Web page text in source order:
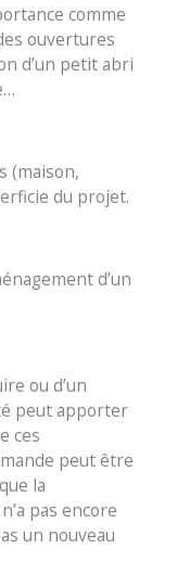
comme
ouvertures
d’un petit abri
(maison,
du projet.
d’un
ou d’un
peut apporter
ces
peut être
la
pas encore
un nouveau